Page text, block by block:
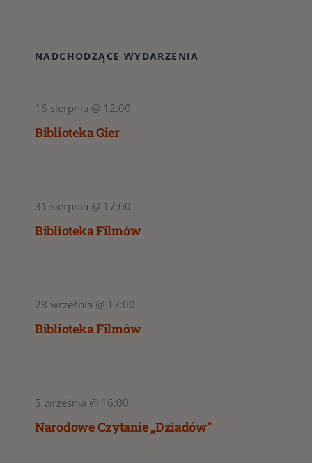
NADCHODZĄCE WYDARZENIA
16 sierpnia @ 12:00
Biblioteka Gier
31 sierpnia @ 17:00
Biblioteka Filmów
28 września @ 17:00
Biblioteka Filmów
5 września @ 16:00
Narodowe Czytanie „Dziadów”